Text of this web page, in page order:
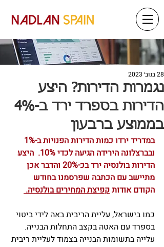
נגמרות הדירות? היצע
הדירות בספרד ירד ב-4%
בממוצע ברבעון
28 בנוב׳ 2023
ובברצלונה הירידה הגיעה לכדי 10%.  היצע
הדירות בולנסיה ירד בכ-20% והדבר אכן
מתיישב עם הכתבה שפרסמנו בחודש
הקודם אודות קפיצת המחירים בולנסיה.
כמו בישראל, עליית הריבית באה לידי ביטוי
בספרד עם האטה בקצב התחלות הבנייה.
עלייה בתשומות הבנייה בצמוד לעליית ריבית